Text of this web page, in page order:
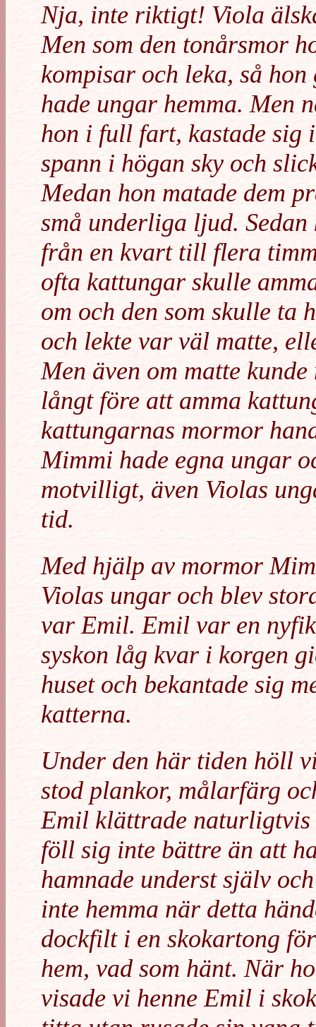
Nja, inte riktigt! Viola
Men som den tonårsmor
kompisar och leka, så
hade ungar hemma. Men
hon i full fart, kastade sig
spann i högan sky och
Medan hon matade dem
små underliga ljud.
från en kvart till flera
ofta kattungar skulle
om och den som skulle ta
och lekte var väl matte,
Men även om matte
långt före att amma
kattungarnas mormor
Mimmi hade egna ungar
motvilligt, även Violas
tid.
Med hjälp av mormor
Violas ungar och blev
var Emil. Emil var en
syskon låg kvar i korgen
huset och bekantade sig
katterna.
Under den här tiden höll
stod plankor, målarfärg
Emil klättrade
föll sig inte bättre än att
hamnade underst själv
inte hemma när detta
dockfilt i en skokartong
hem, vad som hänt. När
visade vi henne Emil i